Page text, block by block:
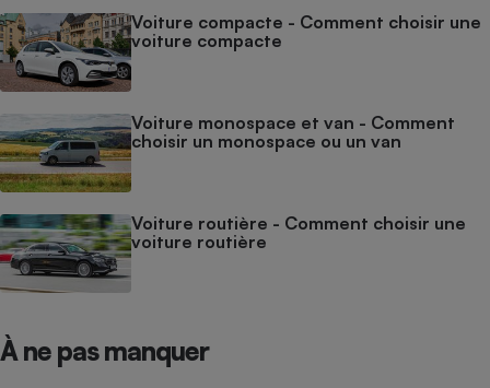
Voiture compacte - Comment choisir une
voiture compacte
Voiture monospace et van - Comment
choisir un monospace ou un van
Voiture routière - Comment choisir une
voiture routière
À ne pas manquer